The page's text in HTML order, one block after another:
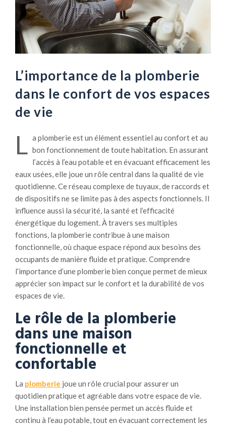
L’importance de la plomberie
dans le confort de vos espaces
de vie
L a plomberie est un élément essentiel au confort et au
bon fonctionnement de toute habitation. En assurant
l’accès à l’eau potable et en évacuant efficacement les
eaux usées, elle joue un rôle central dans la qualité de vie
quotidienne. Ce réseau complexe de tuyaux, de raccords et
de dispositifs ne se limite pas à des aspects fonctionnels. Il
influence aussi la sécurité, la santé et l’efficacité
énergétique du logement. À travers ses multiples
fonctions, la plomberie contribue à une maison
fonctionnelle, où chaque espace répond aux besoins des
occupants de manière fluide et pratique. Comprendre
l’importance d’une plomberie bien conçue permet de mieux
apprécier son impact sur le confort et la durabilité de vos
espaces de vie.
Le rôle de la plomberie
dans une maison
fonctionnelle et
confortable
La plomberie joue un rôle crucial pour assurer un
quotidien pratique et agréable dans votre espace de vie.
Une installation bien pensée permet un accès fluide et
continu à l’eau potable, tout en évacuant correctement les